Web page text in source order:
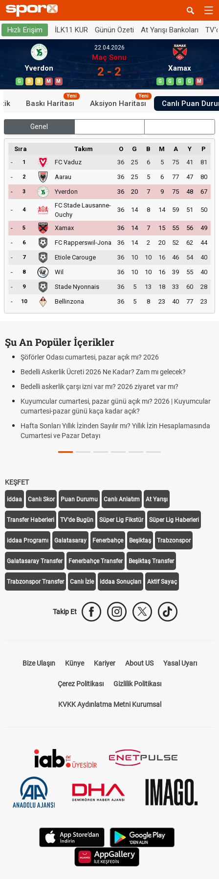
Hızlı Erişim İLK11 KUR Günün Özeti At Yarışı Bankoları
Yverdon
G B B M M
22.04.2026
Maç Sonu
2 - 2 Xamax
G G G G M
Baskı Haritası
Yeni
Aksiyon Haritası
Yeni
Canlı Puan
Genel
Sıra Takım O G B M A Y
P
-
1 FC Vaduz 36 25 6 5 75 41
81
-
2 Aarau 36 25 5 6 77 47
80
-
3 Yverdon 36 20 7 9 75 48 67
- 4
FC Stade Lausanne-
Ouchy
36 14 8 14 59 51 50
- 5 Xamax 36 14 7 15 55 56
49
-
6 FC Rapperswil-Jona 36 14 2 20 52 62
44
-
7 Etiole Carouge 36 10 10 16 46 54
40
-
8 Wil 36 10 10 16 39 55
40
-
9 Stade Nyonnais 36 5 13 18 33 60
28
-
10 Bellinzona 36 5 8 23 40 77 23
Şu An Popüler İçerikler
Şöförler Odası cumartesi, pazar açık mı? 2026
Bedelli Askerlik Ücreti 2026 Ne Kadar? Zam mı gelecek?
Bedelli askerlik çarşı izni var mı? 2026 ziyaret var mı?
Kuyumcular cumartesi, pazar günü açık mı? 2026 | Kuyumcular
cumartesi-pazar günü kaça kadar açık?
Hafta Sonları Yıllık İzinden Sayılır mı? Yıllık İzin Hesaplamasında
Cumartesi ve Pazar Detayı
KEŞFET
iddaa Canlı Skor Puan Durumu Canlı Anlatım At Yarışı
Transfer Haberleri TV'de Bugün Süper Lig Fikstür Süper Lig Haberleri
iddaa Programı Galatasaray Fenerbahçe Beşiktaş Trabzonspor
Galatasaray Transfer Fenerbahçe Transfer Beşiktaş Transfer
Trabzonspor Transfer Canlı İzle iddaa Sonuçları Aktif Sayaç
Takip Et
Bize Ulaşın Künye Kariyer About US Yasal Uyarı
Çerez Politikası Gizlilik Politikası
KVKK Aydınlatma Metni Kurumsal